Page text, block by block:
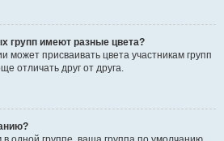
групп имеют разные цвета?
может присваивать цвета участникам групп
отличать друг от друга.